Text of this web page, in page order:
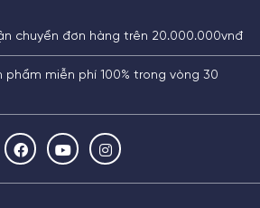
chuyển đơn hàng trên 20.000.000vnđ
phẩm miễn phí 100% trong vòng 30